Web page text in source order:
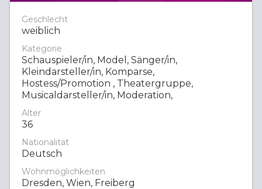
Geschlecht
weiblich
Kategorie
Schauspieler/in, Model, Sänger/in,
Kleindarsteller/in, Komparse,
Hostess/Promotion , Theatergruppe,
Musicaldarsteller/in, Moderation,
Alter
36
Nationalität
Deutsch
Wohnmöglichkeiten
Dresden, Wien, Freiberg